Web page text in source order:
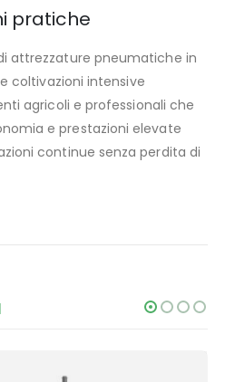
pratiche
attrezzature pneumatiche in
coltivazioni intensive
agricoli e professionali che
e prestazioni elevate
continue senza perdita di